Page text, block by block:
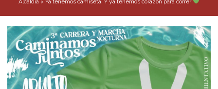
Alcaldía >Ya tenemos camiseta. Y ya tenemos corazón para correr